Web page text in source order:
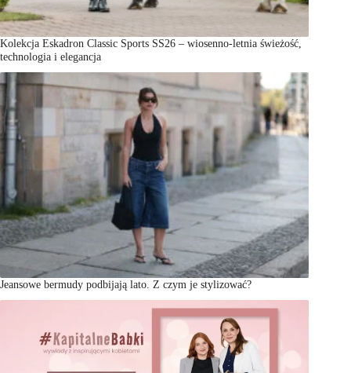
Kolekcja Eskadron Classic Sports SS26 – wiosenno-letnia świeżość,
technologia i elegancja
Jeansowe bermudy podbijają lato. Z czym je stylizować?